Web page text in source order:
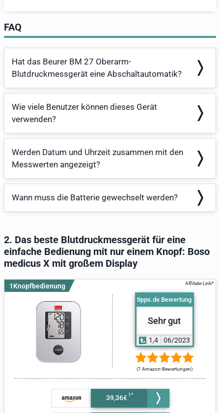
FAQ
Hat das Beurer BM 27 Oberarm-
Blutdruckmessgerät eine Abschaltautomatik?
Wie viele Benutzer können dieses Gerät
verwenden?
Werden Datum und Uhrzeit zusammen mit den
Messwerten angezeigt?
Wann muss die Batterie gewechselt werden?
2. Das beste Blutdruckmessgerät für eine
einfache Bedienung mit nur einem Knopf: Boso
medicus X mit großem Display
1Knopfbedienung
39,36€
tipps.de Bewertung
Sehr gut
1,4 06/2023
(7 Amazon-Bewertungen)